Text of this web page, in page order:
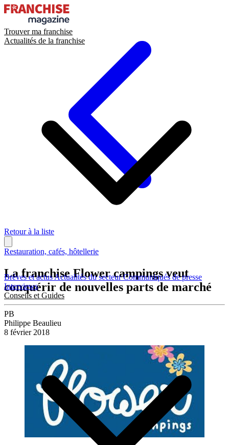
Trouver ma franchise
Actualités de la franchise
Brèves et actusActualités du secteurCommuniqués de presse
Interviews
Conseils et Guides
Retour à la liste
Restauration, cafés, hôtellerie
La franchise Flower campings veut
conquérir de nouvelles parts de marché
PB
Philippe Beaulieu
8 février 2018